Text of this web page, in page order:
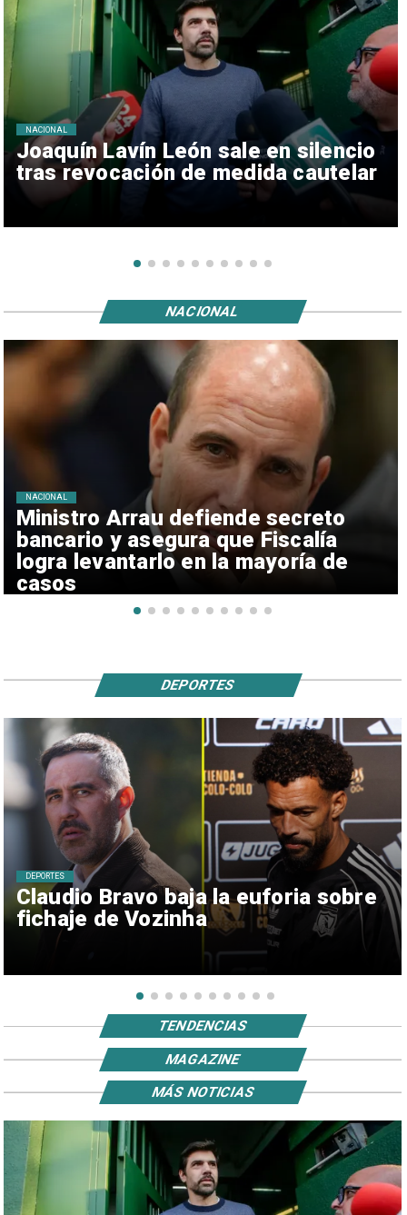
Joaquín Lavín León sale en silencio
tras revocación de medida cautelar
NACIONAL
Ministro Arrau defiende secreto
bancario y asegura que Fiscalía
logra levantarlo en la mayoría de
casos
NACIONAL
NACIONAL
Claudio Bravo baja la euforia sobre
fichaje de Vozinha
DEPORTES
DEPORTES
TENDENCIAS
MAGAZINE
MÁS NOTICIAS